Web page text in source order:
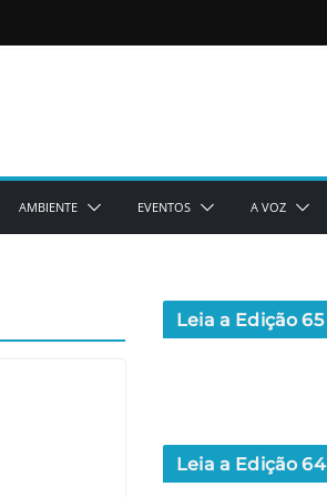
AMBIENTE EVENTOS A VOZ
Leia a Edição 65
Leia a Edição 64